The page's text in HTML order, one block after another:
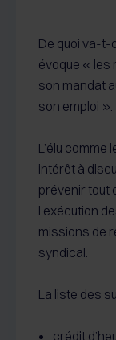
De quoi va-t-
évoque « les
son mandat
son emploi ».
L’élu comme
intérêt à
prévenir tout
l’exécution
missions de
syndical.
La liste des
crédit